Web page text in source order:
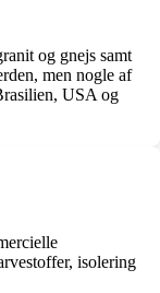
og gnejs samt
men nogle af
USA og
isolering